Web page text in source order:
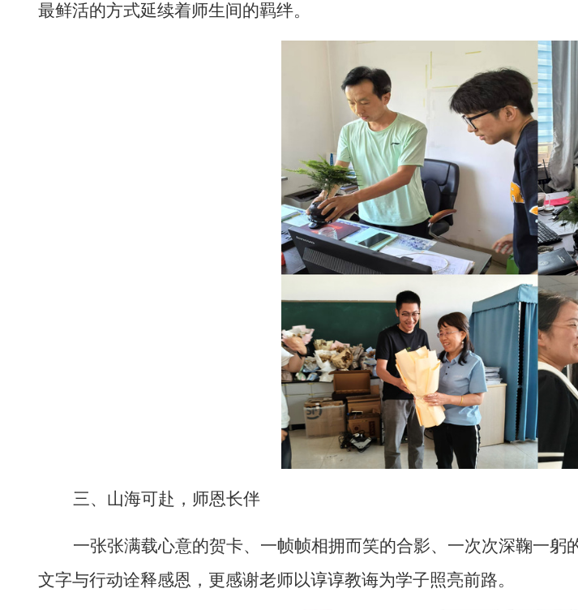
最鲜活的方式延续着师生间的羁绊。
三、山海可赴，师恩长伴
一张张满载心意的贺卡、一帧帧相拥而笑的合影、一次次深鞠一
文字与行动诠释感恩，更感谢老师以谆谆教诲为学子照亮前路。